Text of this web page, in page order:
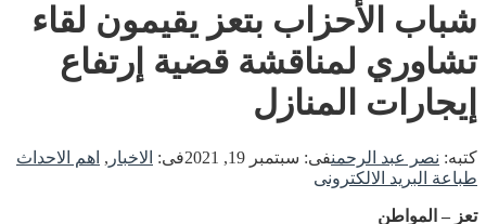
شباب الأحزاب بتعز يقيمون لقاء
تشاوري لمناقشة قضية إرتفاع
إيجارات المنازل
كتبه: نصر عبد الرحمنفى: سبتمبر 19, 2021 فى: الاخبار , اهم الاحداث
طباعة البريد الالكترونى
تعز – المواطن